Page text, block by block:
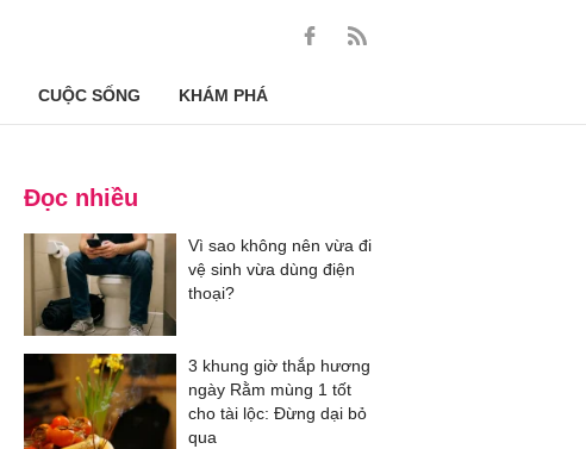
CUỘC SỐNG KHÁM PHÁ
Đọc nhiều
Vì sao không nên vừa đi
vệ sinh vừa dùng điện
thoại?
3 khung giờ thắp hương
ngày Rằm mùng 1 tốt
cho tài lộc: Đừng dại bỏ
qua